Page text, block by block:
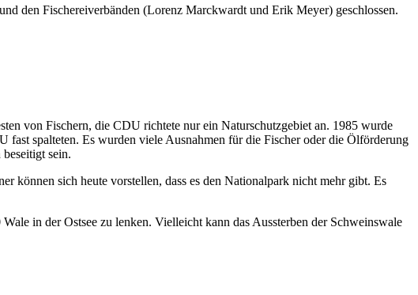
den Fischereiverbänden (Lorenz Marckwardt und Erik Meyer) geschlossen.
von Fischern, die CDU richtete nur ein Naturschutzgebiet an. 1985 wurde
fast spalteten. Es wurden viele Ausnahmen für die Fischer oder die Ölförderung
sein.
können sich heute vorstellen, dass es den Nationalpark nicht mehr gibt. Es
in der Ostsee zu lenken. Vielleicht kann das Aussterben der Schweinswale